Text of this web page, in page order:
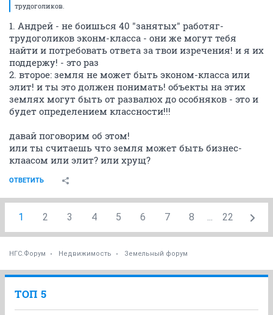
трудоголиков.
1. Андрей - не боишься 40 "занятых" работяг-
трудоголиков эконм-класса - они же могут тебя
найти и потребовать ответа за твои изречения! и я их
поддержу! - это раз
2. второе: земля не может быть эконом-класса или
элит! и ты это должен понимать! объекты на этих
землях могут быть от развалюх до особняков - это и
будет определением классности!!!
давай поговорим об этом!
или ты считаешь что земля может быть бизнес-
клаасом или элит? или хрущ?
ОТВЕТИТЬ
1 2 3 4 5 6 7 8 ... 22
НГС.Форум Недвижимость Земельный форум
ТОП 5